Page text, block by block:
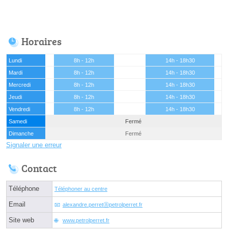
Horaires
Lundi 8h - 12h
14h - 18h30
Mardi
8h - 12h
14h - 18h30
Mercredi
8h - 12h
14h - 18h30
Jeudi
8h - 12h
14h - 18h30
Vendredi
8h - 12h
14h - 18h30
Samedi
Fermé
Dimanche
Fermé
Signaler une erreur
Contact
Téléphone Téléphoner au centre
Email alexandre.perretⓐpetrolperret.fr
Site web www.petrolperret.fr